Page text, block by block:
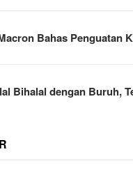
Bahas Penguatan
Bihalal dengan Buruh,